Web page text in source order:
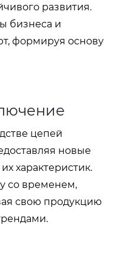
развития.
бизнеса и
формируя основу
цепей
новые
характеристик.
со временем,
свою продукцию